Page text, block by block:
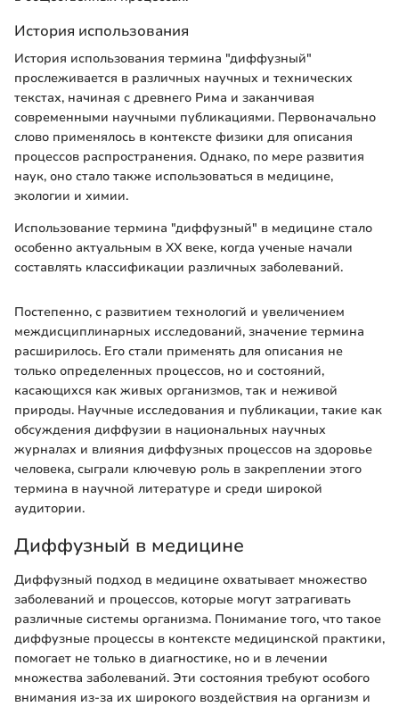
История использования
История использования термина "диффузный"
прослеживается в различных научных и технических
текстах, начиная с древнего Рима и заканчивая
современными научными публикациями. Первоначально
слово применялось в контексте физики для описания
процессов распространения. Однако, по мере развития
наук, оно стало также использоваться в медицине,
экологии и химии.
Использование термина "диффузный" в медицине стало
особенно актуальным в XX веке, когда ученые начали
составлять классификации различных заболеваний.
Постепенно, с развитием технологий и увеличением
междисциплинарных исследований, значение термина
расширилось. Его стали применять для описания не
только определенных процессов, но и состояний,
касающихся как живых организмов, так и неживой
природы. Научные исследования и публикации, такие как
обсуждения диффузии в национальных научных
журналах и влияния диффузных процессов на здоровье
человека, сыграли ключевую роль в закреплении этого
термина в научной литературе и среди широкой
аудитории.
Диффузный в медицине
Диффузный подход в медицине охватывает множество
заболеваний и процессов, которые могут затрагивать
различные системы организма. Понимание того, что такое
диффузные процессы в контексте медицинской практики,
помогает не только в диагностике, но и в лечении
множества заболеваний. Эти состояния требуют особого
внимания из-за их широкого воздействия на организм и